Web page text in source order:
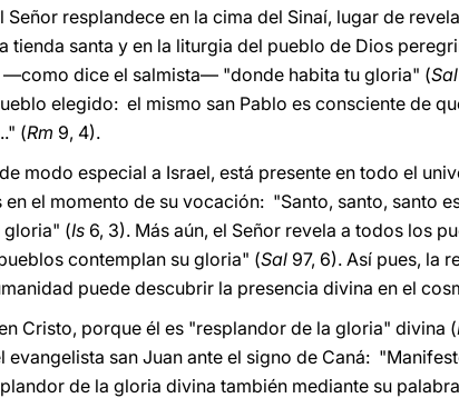
resplandece en la cima del Sinaí, lugar de
tienda santa y en la liturgia del pueblo de Dios
―como dice el salmista― "donde habita tu gloria" (Sal
elegido: el mismo san Pablo es consciente de
(Rm 9, 4).
modo especial a Israel, está presente en todo el
el momento de su vocación: "Santo, santo, santo
gloria" (Is 6, 3). Más aún, el Señor revela a todos los
contemplan su gloria" (Sal 97, 6). Así pues, la
puede descubrir la presencia divina en el
Cristo, porque él es "resplandor de la gloria" divina (
evangelista san Juan ante el signo de Caná:
de la gloria divina también mediante su